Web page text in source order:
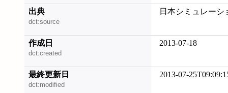
出典
dct:source
日本シミュレーシ
作成日
dct:created
2013-07-18
最終更新日
dct:modified
2013-07-